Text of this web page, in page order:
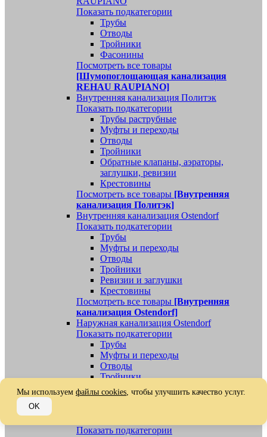
Показать подкатегории
Трубы
Отводы
Тройники
Фасонины
Посмотреть все товары
[Шумопоглощающая канализация
REHAU RAUPIANO]
Внутренняя канализация Политэк
Показать подкатегории
Трубы раструбные
Муфты и переходы
Отводы
Тройники
Обратные клапаны, аэраторы,
заглушки, ревизии
Крестовины
Посмотреть все товары [Внутренняя
канализация Политэк]
Внутренняя канализация Ostendorf
Показать подкатегории
Трубы
Муфты и переходы
Отводы
Тройники
Ревизии и заглушки
Крестовины
Посмотреть все товары [Внутренняя
канализация Ostendorf]
Наружная канализация Ostendorf
Показать подкатегории
Трубы
Муфты и переходы
Отводы
Тройники
Ревизии, заглушки, обратные клапаны
Посмотреть все товары[Наружная
Показать подкатегории
Мы используем файлы cookies, чтобы улучшить качество услуг.
OK